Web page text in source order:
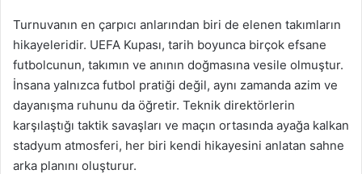
Turnuvanın en çarpıcı anlarından biri de elenen takımların
hikayeleridir. UEFA Kupası, tarih boyunca birçok efsane
futbolcunun, takımın ve anının doğmasına vesile olmuştur.
İnsana yalnızca futbol pratiği değil, aynı zamanda azim ve
dayanışma ruhunu da öğretir. Teknik direktörlerin
karşılaştığı taktik savaşları ve maçın ortasında ayağa kalkan
stadyum atmosferi, her biri kendi hikayesini anlatan sahne
arka planını oluşturur.